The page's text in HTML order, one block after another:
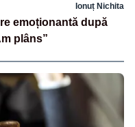
Ionuț Nichita
emoționantă după
plâns”